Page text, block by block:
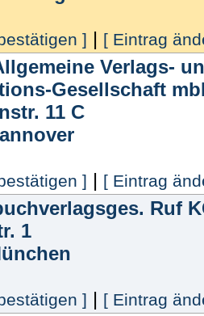
] | [ Eintrag
Verlags-
Gesellschaft
11 C
] | [ Eintrag
Ruf
1
] | [ Eintrag